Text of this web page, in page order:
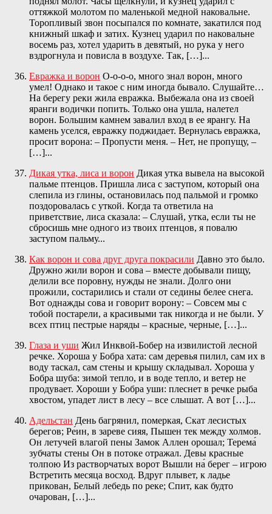
оттяжкой молотом по маленькой медной наковальне.
Торопливый звон посыпался по комнате, закатился под
книжный шкаф и затих. Кузнец ударил по наковальне
восемь раз, хотел ударить в девятый, но рука у него
вздрогнула и повисла в воздухе. Так, […]...
Евражка и ворон О-о-о-о, много знал ворон, много
умел! Однако и такое с ним иногда бывало. Слушайте…
На берегу реки жила евражка. Выбежала она из своей
яранги водички попить. Только она ушла, налетел
ворон. Большим камнем завалил вход в ее ярангу. На
камень уселся, евражку поджидает. Вернулась евражка,
просит ворона: – Пропусти меня. – Нет, не пропущу, –
[…]...
Дикая утка, лиса и ворон Дикая утка вывела на высокой
пальме птенцов. Пришла лиса с заступом, который она
слепила из глины, остановилась под пальмой и громко
поздоровалась с уткой. Когда та ответила на
приветствие, лиса сказала: – Слушай, утка, если ты не
сбросишь мне одного из твоих птенцов, я повалю
заступом пальму...
Как ворон и сова друг друга покрасили Давно это было.
Дружно жили ворон и сова – вместе добывали пищу,
делили все поровну, нужды не знали. Долго они
прожили, состарились и стали от седины белее снега.
Вот однажды сова и говорит ворону: – Совсем мы с
тобой постарели, а красивыми так никогда и не были. У
всех птиц пестрые наряды – красные, черные, […]...
Глаза и уши Жил Инквой-Бобер на извилистой лесной
речке. Хороша у Бобра хата: сам деревья пилил, сам их в
воду таскал, сам стены и крышу складывал. Хороша у
Бобра шуба: зимой тепло, и в воде тепло, и ветер не
продувает. Хороши у Бобра уши: плеснет в речке рыба
хвостом, упадет лист в лесу – все слышат. А вот […]...
Адельстан День багрянил, померкая, ‎Скат лесистых
берегов; Ре́ин, в зареве сияя, ‎Пышен тек между холмов.
Он летучей влагой пены ‎Замок Аллен орошал; Терема́
зубчаты стены ‎Он в потоке отражал. Девы красные
толпою ‎Из растворчатых ворот Вышли на́ берег – игрою
‎Встретить месяца восход. Вдруг плывет, к ладье
прикован, ‎Белый лебедь по реке; Спит, как будто
очарован, […]...